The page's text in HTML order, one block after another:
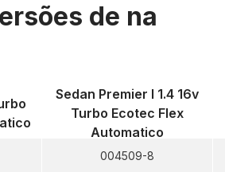
de na
Sedan Premier I 1.4 16v
Turbo Ecotec Flex
Automatico
004509-8